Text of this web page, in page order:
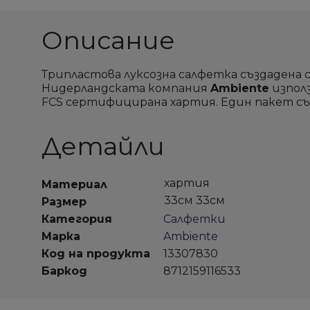
Описание
Трипластова луксозна салфетка
Нидерландската компания Ambiente
FCS сертифицирана хартия. Един пакет
Детайли
Материал
хартия
Размер
33см 33см
Категория
Салфетки
Марка
Ambiente
Код на продукта
13307830
Баркод
8712159116533